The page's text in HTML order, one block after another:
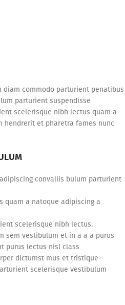
commodo parturient penatibus
parturient suspendisse
scelerisque nibh lectus quam a
hendrerit et pharetra fames nunc
convallis bulum parturient
quam a natoque adipiscing a
scelerisque nibh lectus.
sem vestibulum et in a a a purus
purus lectus nisl class
dictumst mus et tristique
scelerisque vestibulum